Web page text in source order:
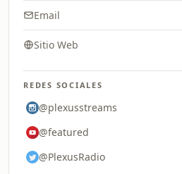
Email
Sitio Web
REDES SOCIALES
@plexusstreams
@featured
@PlexusRadio